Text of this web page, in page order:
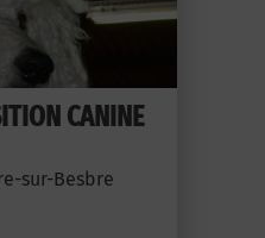
CANINE
sur-Besbre